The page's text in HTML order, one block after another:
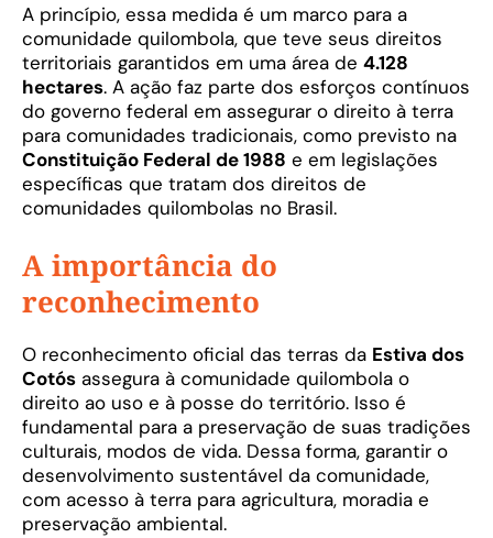
A princípio, essa medida é um marco para a
comunidade quilombola, que teve seus direitos
territoriais garantidos em uma área de 4.128
hectares. A ação faz parte dos esforços contínuos
do governo federal em assegurar o direito à terra
para comunidades tradicionais, como previsto na
Constituição Federal de 1988 e em legislações
específicas que tratam dos direitos de
comunidades quilombolas no Brasil.
A importância do
reconhecimento
O reconhecimento oficial das terras da Estiva dos
Cotós assegura à comunidade quilombola o
direito ao uso e à posse do território. Isso é
fundamental para a preservação de suas tradições
culturais, modos de vida. Dessa forma, garantir o
desenvolvimento sustentável da comunidade,
com acesso à terra para agricultura, moradia e
preservação ambiental.